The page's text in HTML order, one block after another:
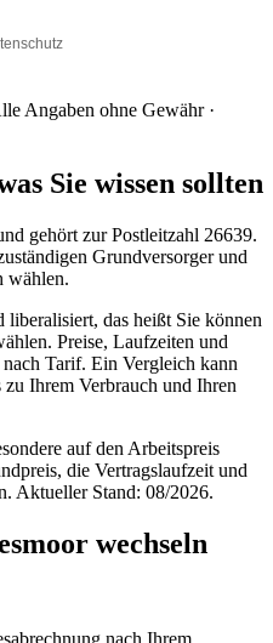
Angaben ohne Gewähr ·
Sie wissen sollten
gehört zur Postleitzahl 26639.
Grundversorger und
wählen.
das heißt Sie können
Preise, Laufzeiten und
Tarif. Ein Vergleich kann
Ihrem Verbrauch und Ihren
auf den Arbeitspreis
die Vertragslaufzeit und
Aktueller Stand: 08/2026.
wechseln
nach Ihrem